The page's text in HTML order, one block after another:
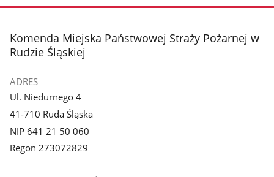
stopka
Komenda Miejska Państwowej Straży Pożarnej w
Rudzie Śląskiej
ADRES
Ul. Niedurnego 4
41-710 Ruda Śląska
NIP 641 21 50 060
Regon 273072829